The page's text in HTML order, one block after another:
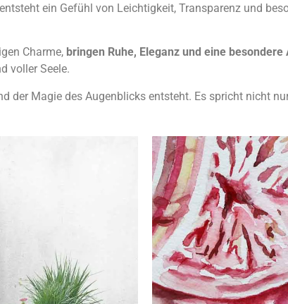
ein Gefühl von Leichtigkeit, Transparenz und
Charme, bringen Ruhe, Eleganz und eine
voller Seele.
der Magie des Augenblicks entsteht. Es spricht nicht